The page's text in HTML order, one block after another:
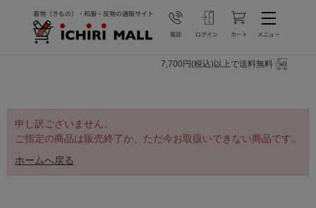
7,700円(税込)以上で送料無料
申し訳ございません。
ご指定の商品は販売終了か、ただ今お取扱いできない商品です。
ホームへ戻る